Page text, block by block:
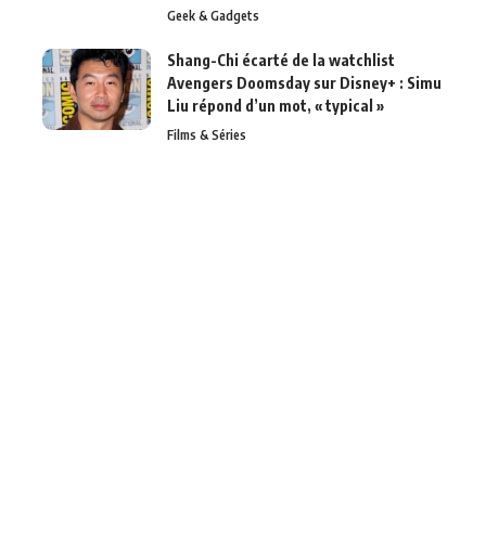
Geek & Gadgets
Shang-Chi écarté de la watchlist
Avengers Doomsday sur Disney+ : Simu
Liu répond d’un mot, « typical »
Films & Séries